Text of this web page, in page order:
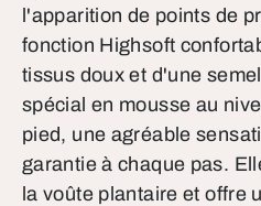
l'apparition de points de
fonction Highsoft
tissus doux et d'une
spécial en mousse au
pied, une agréable
garantie à chaque pas.
la voûte plantaire et offre